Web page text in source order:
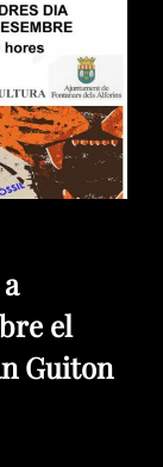
el
Guiton